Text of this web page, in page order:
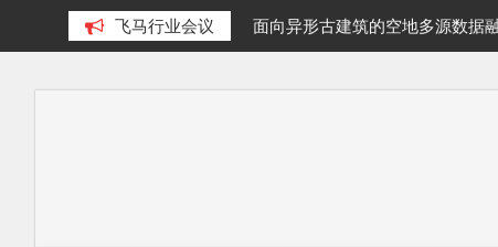
飞马行业会议
提取及面积动态变化研究
面向异形古建筑的空地多源数据
究